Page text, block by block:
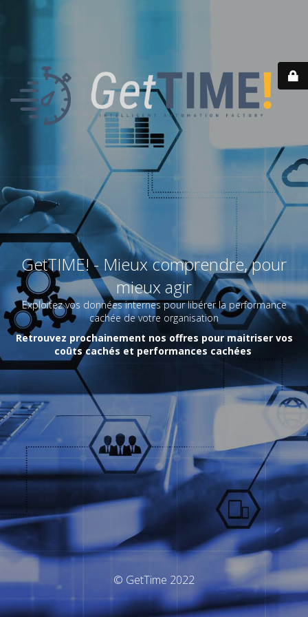
GetTIME! - Mieux comprendre, pour
mieux agir
Exploitez vos données internes pour libérer la performance
cachée de votre organisation
Retrouvez prochainement nos offres pour maitriser vos
coûts cachés et performances cachées
© GetTime 2022